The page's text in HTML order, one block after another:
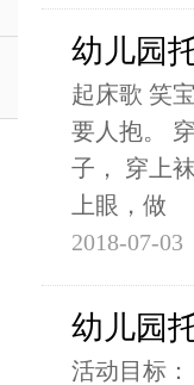
幼儿园
起床歌 笑
要人抱。
子， 穿上
上眼，做
2018-07-03
幼儿园
活动目标